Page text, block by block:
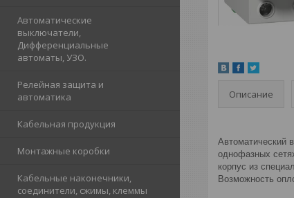
Автоматические
выключатели,
Дифференциальные
автоматы, УЗО.
Релейная защита и
автоматика
Кабельная продукция
Монтажные коробки
Кабельные наконечники,
соединители, сжимы, клеммы
Описание
Автоматический
однофазных
корпус из
Возможность